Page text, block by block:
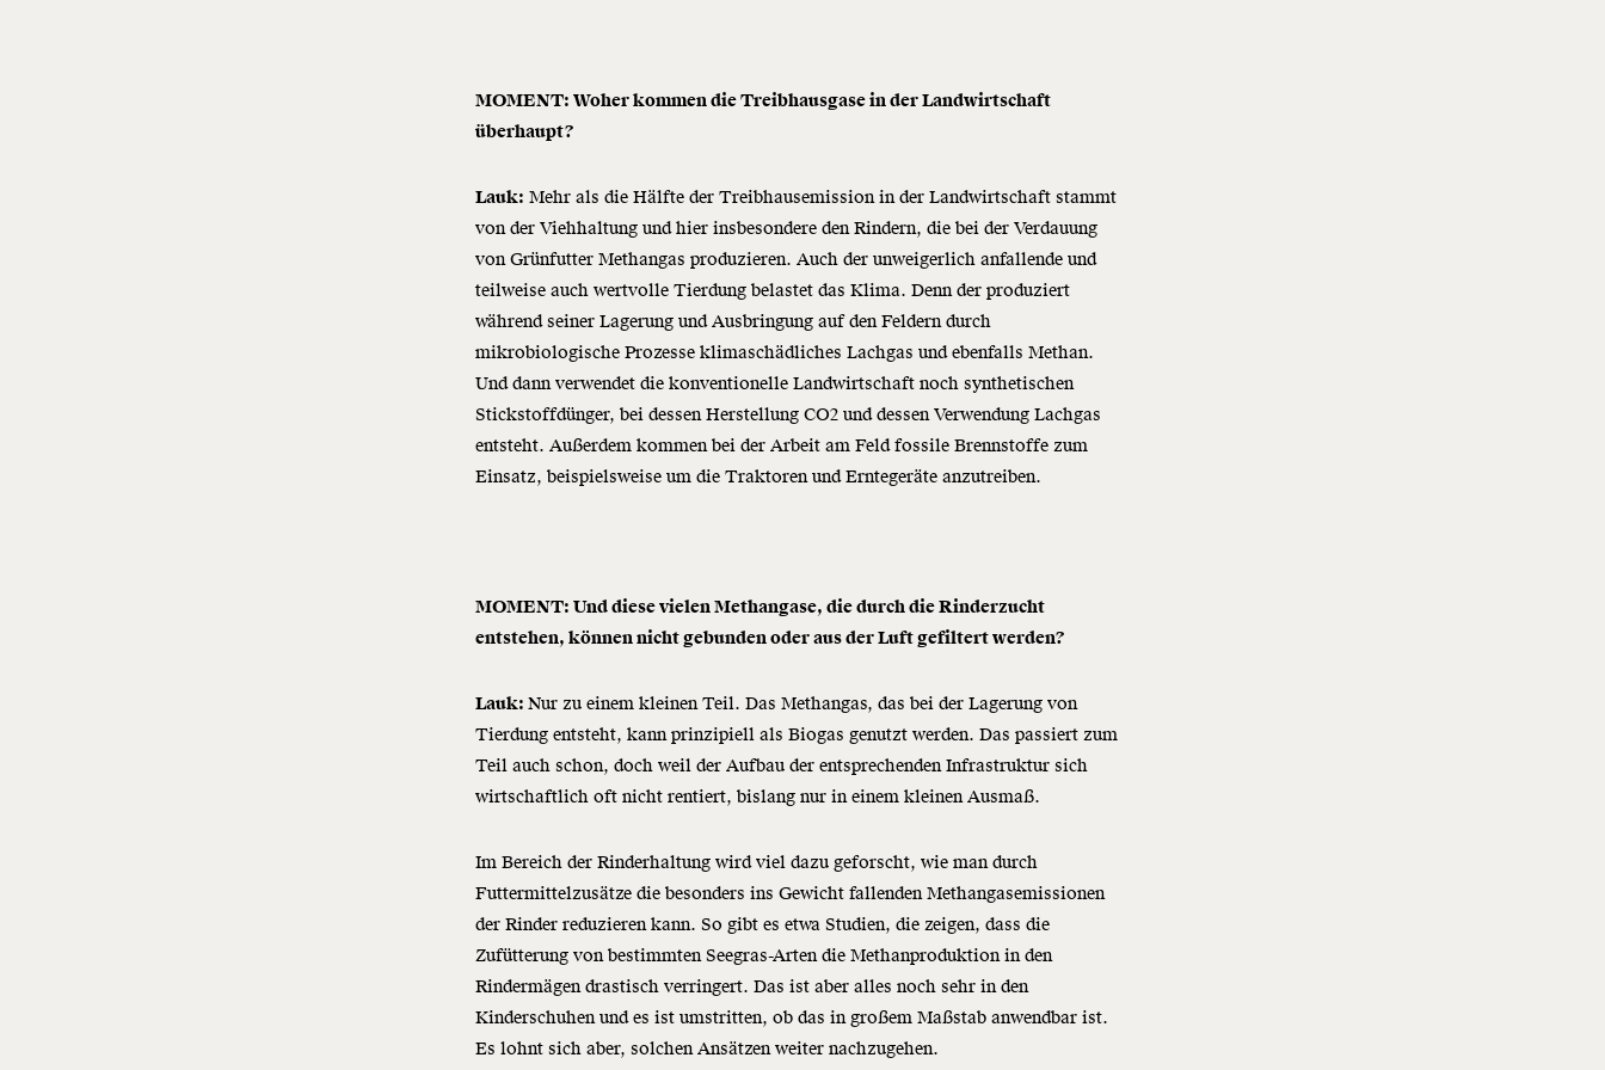
MOMENT: Woher kommen die Treibhausgase in der Landwirtschaft
überhaupt?
Lauk: Mehr als die Hälfte der Treibhausemission in der Landwirtschaft stammt
von der Viehhaltung und hier insbesondere den Rindern, die bei der Verdauung
von Grünfutter Methangas produzieren. Auch der unweigerlich anfallende und
teilweise auch wertvolle Tierdung belastet das Klima. Denn der produziert
während seiner Lagerung und Ausbringung auf den Feldern durch
mikrobiologische Prozesse klimaschädliches Lachgas und ebenfalls Methan.
Und dann verwendet die konventionelle Landwirtschaft noch synthetischen
Stickstoffdünger, bei dessen Herstellung CO2 und dessen Verwendung Lachgas
entsteht. Außerdem kommen bei der Arbeit am Feld fossile Brennstoffe zum
Einsatz, beispielsweise um die Traktoren und Erntegeräte anzutreiben.
MOMENT: Und diese vielen Methangase, die durch die Rinderzucht
entstehen, können nicht gebunden oder aus der Luft gefiltert werden?
Lauk:Nur zu einem kleinen Teil. Das Methangas, das bei der Lagerung von
Tierdung entsteht, kann prinzipiell als Biogas genutzt werden. Das passiert zum
Teil auch schon, doch weil der Aufbau der entsprechenden Infrastruktur sich
wirtschaftlich oft nicht rentiert, bislang nur in einem kleinen Ausmaß.
Im Bereich der Rinderhaltung wird viel dazu geforscht, wie man durch
Futtermittelzusätze die besonders ins Gewicht fallenden Methangasemissionen
der Rinder reduzieren kann. So gibt es etwa Studien, die zeigen, dass die
Zufütterung von bestimmten Seegras-Arten die Methanproduktion in den
Rindermägen drastisch verringert. Das ist aber alles noch sehr in den
Kinderschuhen und es ist umstritten, ob das in großem Maßstab anwendbar ist.
Es lohnt sich aber, solchen Ansätzen weiter nachzugehen.